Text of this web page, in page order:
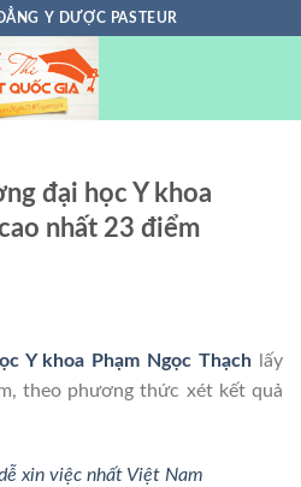
Y DƯỢC PASTEUR
đại học Y khoa
nhất 23 điểm
Y khoa Phạm Ngọc Thạch lấy
theo phương thức xét kết quả
xin việc nhất Việt Nam